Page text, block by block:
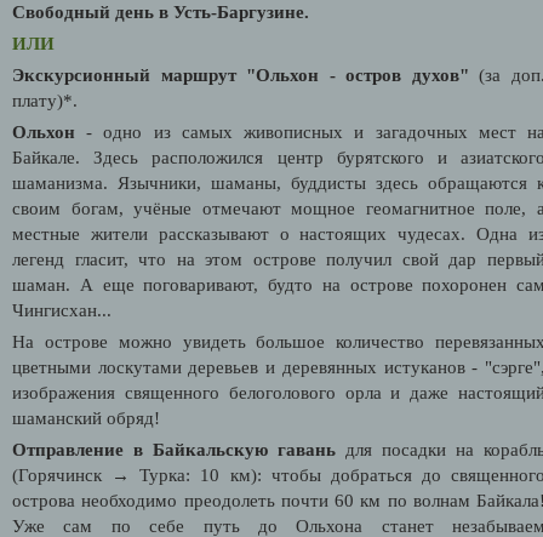
Свободный день в Усть-Баргузине.
ИЛИ
Экскурсионный маршрут "Ольхон - остров духов"(за
плату)*.
Ольхон - одно из самых живописных и загадочных мест
Байкале. Здесь расположился центр бурятского и
шаманизма. Язычники, шаманы, буддисты здесь обращаются
своим богам, учёные отмечают мощное геомагнитное поле,
местные жители рассказывают о настоящих чудесах. Одна
легенд гласит, что на этом острове получил свой дар
шаман. А еще поговаривают, будто на острове похоронен
Чингисхан...
На острове можно увидеть большое количество
цветными лоскутами деревьев и деревянных истуканов -
изображения священного белоголового орла и даже
шаманский обряд!
Отправление в Байкальскую гавань для посадки на
(Горячинск → Турка: 10 км): чтобы добраться до
острова необходимо преодолеть почти 60 км по волнам
Уже сам по себе путь до Ольхона станет